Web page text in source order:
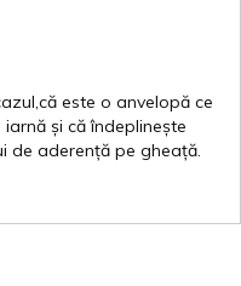
este o anvelopă ce
iarnă și că îndeplinește
de aderență pe gheață.